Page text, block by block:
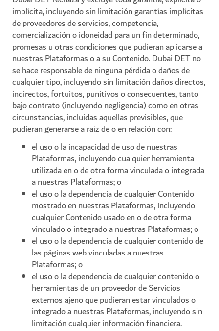
implícita, incluyendo sin limitación garantías implícitas
de proveedores de servicios, competencia,
comercialización o idoneidad para un fin determinado,
promesas u otras condiciones que pudieran aplicarse a
nuestras Plataformas o a su Contenido. Dubai DET no
se hace responsable de ninguna pérdida o daños de
cualquier tipo, incluyendo sin limitación daños directos,
indirectos, fortuitos, punitivos o consecuentes, tanto
bajo contrato (incluyendo negligencia) como en otras
circunstancias, incluidas aquellas previsibles, que
pudieran generarse a raíz de o en relación con:
el uso o la incapacidad de uso de nuestras
Plataformas, incluyendo cualquier herramienta
utilizada en o de otra forma vinculada o integrada
a nuestras Plataformas; o
el uso o la dependencia de cualquier Contenido
mostrado en nuestras Plataformas, incluyendo
cualquier Contenido usado en o de otra forma
vinculado o integrado a nuestras Plataformas; o
el uso o la dependencia de cualquier contenido de
las páginas web vinculadas a nuestras
Plataformas; o
el uso o la dependencia de cualquier contenido o
herramientas de un proveedor de Servicios
externos ajeno que pudieran estar vinculados o
integrado a nuestras Plataformas, incluyendo sin
limitación cualquier información financiera.